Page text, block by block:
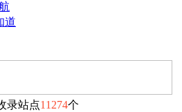
道
录站点11274个